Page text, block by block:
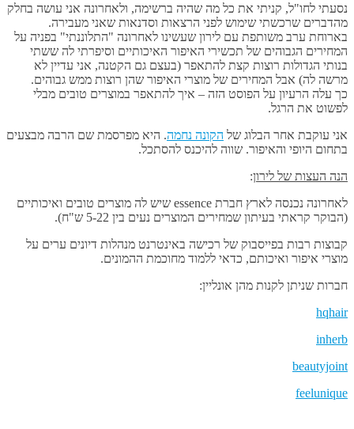
נסעתי לחו"ל, קניתי את כל מה שהיה ברשימה, ולאחרונה אני עושה בחלק
מהדברים שרכשתי שימוש לפני הרצאות וסדנאות שאני מעבירה.
בארוחת ערב משותפת עם לירון שעשינו לאחרונה "התלוננתי" בפניה על
המחירים הגבוהים של תכשירי האיפור האיכותיים וסיפרתי לה ששתי
בנותי הגדולות רוצות קצת להתאפר (בעצם גם הקטנה, אני עדיין לא
מרשה לה) אבל המחירים של מוצרי האיפור שהן רוצות ממש גבוהים.
כך עלה הרעיון על הפוסט הזה – איך להתאפר במוצרים טובים מבלי
לפשוט את הרגל.
אני עוקבת אחר הבלוג של הקונה נחמה. היא מפרסמת שם הרבה מבצעים
בתחום היופי והאיפור. שווה להיכנס להסתכל.
הנה העצות של לירון:
לאחרונה נכנסה לארץ חברת essence שיש לה מוצרים טובים ואיכותיים
(הבוקר קראתי בעיתון שמחירים המוצרים נעים בין 5-22 ש"ח).
קבוצות רבות בפייסבוק של רכישה באינטרנט מנהלות דיונים ערים על
מוצרי איפור ואיכותם, כדאי ללמוד מחוכמת ההמונים.
חברות שניתן לקנות מהן אונליין:
hqhair
inherb
beautyjoint
feelunique